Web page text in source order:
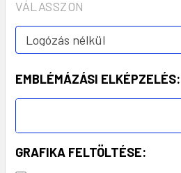
VÁLASSZON
EMBLÉMÁZÁSI ELKÉPZELÉS:
GRAFIKA FELTÖLTÉSE: